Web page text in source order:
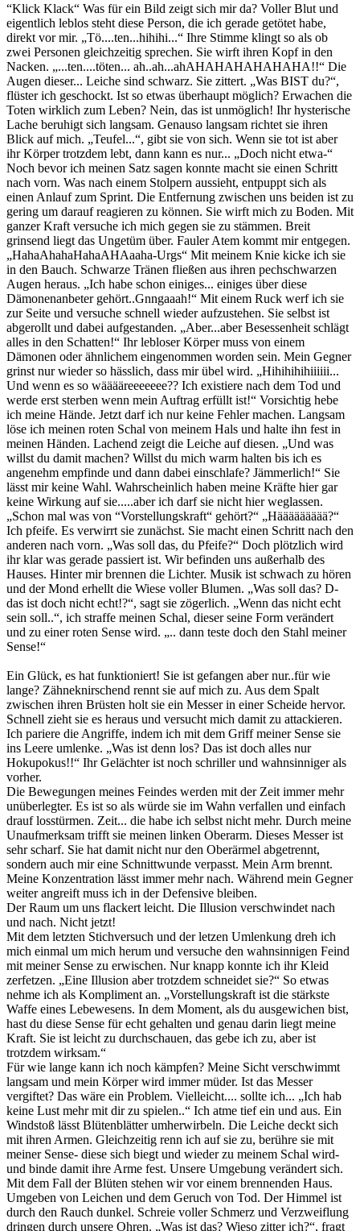
“Klick Klack“ Was für ein Bild zeigt sich mir da? Voller Blut und
eigentlich leblos steht diese Person, die ich gerade getötet habe,
direkt vor mir. „Tö....ten...hihihi...“ Ihre Stimme klingt so als ob
zwei Personen gleichzeitig sprechen. Sie wirft ihren Kopf in den
Nacken. „...ten....töten... ah..ah...ahAHAHAHAHAHAHA!!“ Die
Augen dieser... Leiche sind schwarz. Sie zittert. „Was BIST du?“,
flüster ich geschockt. Ist so etwas überhaupt möglich? Erwachen die
Toten wirklich zum Leben? Nein, das ist unmöglich! Ihr hysterische
Lache beruhigt sich langsam. Genauso langsam richtet sie ihren
Blick auf mich. „Teufel...“, gibt sie von sich. Wenn sie tot ist aber
ihr Körper trotzdem lebt, dann kann es nur... „Doch nicht etwa-“
Noch bevor ich meinen Satz sagen konnte macht sie einen Schritt
nach vorn. Was nach einem Stolpern aussieht, entpuppt sich als
einen Anlauf zum Sprint. Die Entfernung zwischen uns beiden ist zu
gering um darauf reagieren zu können. Sie wirft mich zu Boden. Mit
ganzer Kraft versuche ich mich gegen sie zu stämmen. Breit
grinsend liegt das Ungetüm über. Fauler Atem kommt mir entgegen.
„HahaAhahaHahaAHAaaha-Urgs“ Mit meinem Knie kicke ich sie
in den Bauch. Schwarze Tränen fließen aus ihren pechschwarzen
Augen heraus. „Ich habe schon einiges... einiges über diese
Dämonenanbeter gehört..Gnngaaah!“ Mit einem Ruck werf ich sie
zur Seite und versuche schnell wieder aufzustehen. Sie selbst ist
abgerollt und dabei aufgestanden. „Aber...aber Besessenheit schlägt
alles in den Schatten!“ Ihr lebloser Körper muss von einem
Dämonen oder ähnlichem eingenommen worden sein. Mein Gegner
grinst nur wieder so hässlich, dass mir übel wird. „Hihihihihiiiiii...
Und wenn es so wääääreeeeeee?? Ich existiere nach dem Tod und
werde erst sterben wenn mein Auftrag erfüllt ist!“ Vorsichtig hebe
ich meine Hände. Jetzt darf ich nur keine Fehler machen. Langsam
löse ich meinen roten Schal von meinem Hals und halte ihn fest in
meinen Händen. Lachend zeigt die Leiche auf diesen. „Und was
willst du damit machen? Willst du mich warm halten bis ich es
angenehm empfinde und dann dabei einschlafe? Jämmerlich!“ Sie
lässt mir keine Wahl. Wahrscheinlich haben meine Kräfte hier gar
keine Wirkung auf sie.....aber ich darf sie nicht hier weglassen.
„Schon mal was von “Vorstellungskraft“ gehört?“ „Häääääääää?“
Ich pfeife. Es verwirrt sie zunächst. Sie macht einen Schritt nach den
anderen nach vorn. „Was soll das, du Pfeife?“ Doch plötzlich wird
ihr klar was gerade passiert ist. Wir befinden uns außerhalb des
Hauses. Hinter mir brennen die Lichter. Musik ist schwach zu hören
und der Mond erhellt die Wiese voller Blumen. „Was soll das? D-
das ist doch nicht echt!?“, sagt sie zögerlich. „Wenn das nicht echt
sein soll..“, ich straffe meinen Schal, dieser seine Form verändert
und zu einer roten Sense wird. „.. dann teste doch den Stahl meiner
Sense!“
Ein Glück, es hat funktioniert! Sie ist gefangen aber nur..für wie
lange? Zähneknirschend rennt sie auf mich zu. Aus dem Spalt
zwischen ihren Brüsten holt sie ein Messer in einer Scheide hervor.
Schnell zieht sie es heraus und versucht mich damit zu attackieren.
Ich pariere die Angriffe, indem ich mit dem Griff meiner Sense sie
ins Leere umlenke. „Was ist denn los? Das ist doch alles nur
Hokupokus!!“ Ihr Gelächter ist noch schriller und wahnsinniger als
vorher.
Die Bewegungen meines Feindes werden mit der Zeit immer mehr
unüberlegter. Es ist so als würde sie im Wahn verfallen und einfach
drauf losstürmen. Zeit... die habe ich selbst nicht mehr. Durch meine
Unaufmerksam trifft sie meinen linken Oberarm. Dieses Messer ist
sehr scharf. Sie hat damit nicht nur den Oberärmel abgetrennt,
sondern auch mir eine Schnittwunde verpasst. Mein Arm brennt.
Meine Konzentration lässt immer mehr nach. Während mein Gegner
weiter angreift muss ich in der Defensive bleiben.
Der Raum um uns flackert leicht. Die Illusion verschwindet nach
und nach. Nicht jetzt!
Mit dem letzten Stichversuch und der letzen Umlenkung dreh ich
mich einmal um mich herum und versuche den wahnsinnigen Feind
mit meiner Sense zu erwischen. Nur knapp konnte ich ihr Kleid
zerfetzen. „Eine Illusion aber trotzdem schneidet sie?“ So etwas
nehme ich als Kompliment an. „Vorstellungskraft ist die stärkste
Waffe eines Lebewesens. In dem Moment, als du ausgewichen bist,
hast du diese Sense für echt gehalten und genau darin liegt meine
Kraft. Sie ist leicht zu durchschauen, das gebe ich zu, aber ist
trotzdem wirksam.“
Für wie lange kann ich noch kämpfen? Meine Sicht verschwimmt
langsam und mein Körper wird immer müder. Ist das Messer
vergiftet? Das wäre ein Problem. Vielleicht.... sollte ich... „Ich hab
keine Lust mehr mit dir zu spielen..“ Ich atme tief ein und aus. Ein
Windstoß lässt Blütenblätter umherwirbeln. Die Leiche deckt sich
mit ihren Armen. Gleichzeitig renn ich auf sie zu, berühre sie mit
meiner Sense- diese sich biegt und wieder zu meinem Schal wird-
und binde damit ihre Arme fest. Unsere Umgebung verändert sich.
Mit dem Fall der Blüten stehen wir vor einem brennenden Haus.
Umgeben von Leichen und dem Geruch von Tod. Der Himmel ist
durch den Rauch dunkel. Schreie voller Schmerz und Verzweiflung
dringen durch unsere Ohren. „Was ist das? Wieso zitter ich?“, fragt